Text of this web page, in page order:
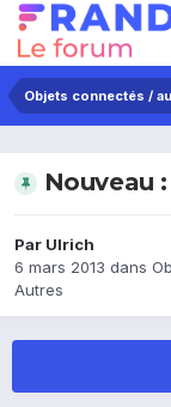
Objets connectés /
Nouveau
Par Ulrich
6 mars 2013 dans
Autres